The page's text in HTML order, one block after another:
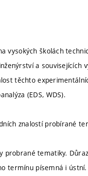
vysokých školách
a souvisejících
těchto
(EDS, WDS).
znalostí probírané
probrané tematiky.
termínu písemná i ústní.